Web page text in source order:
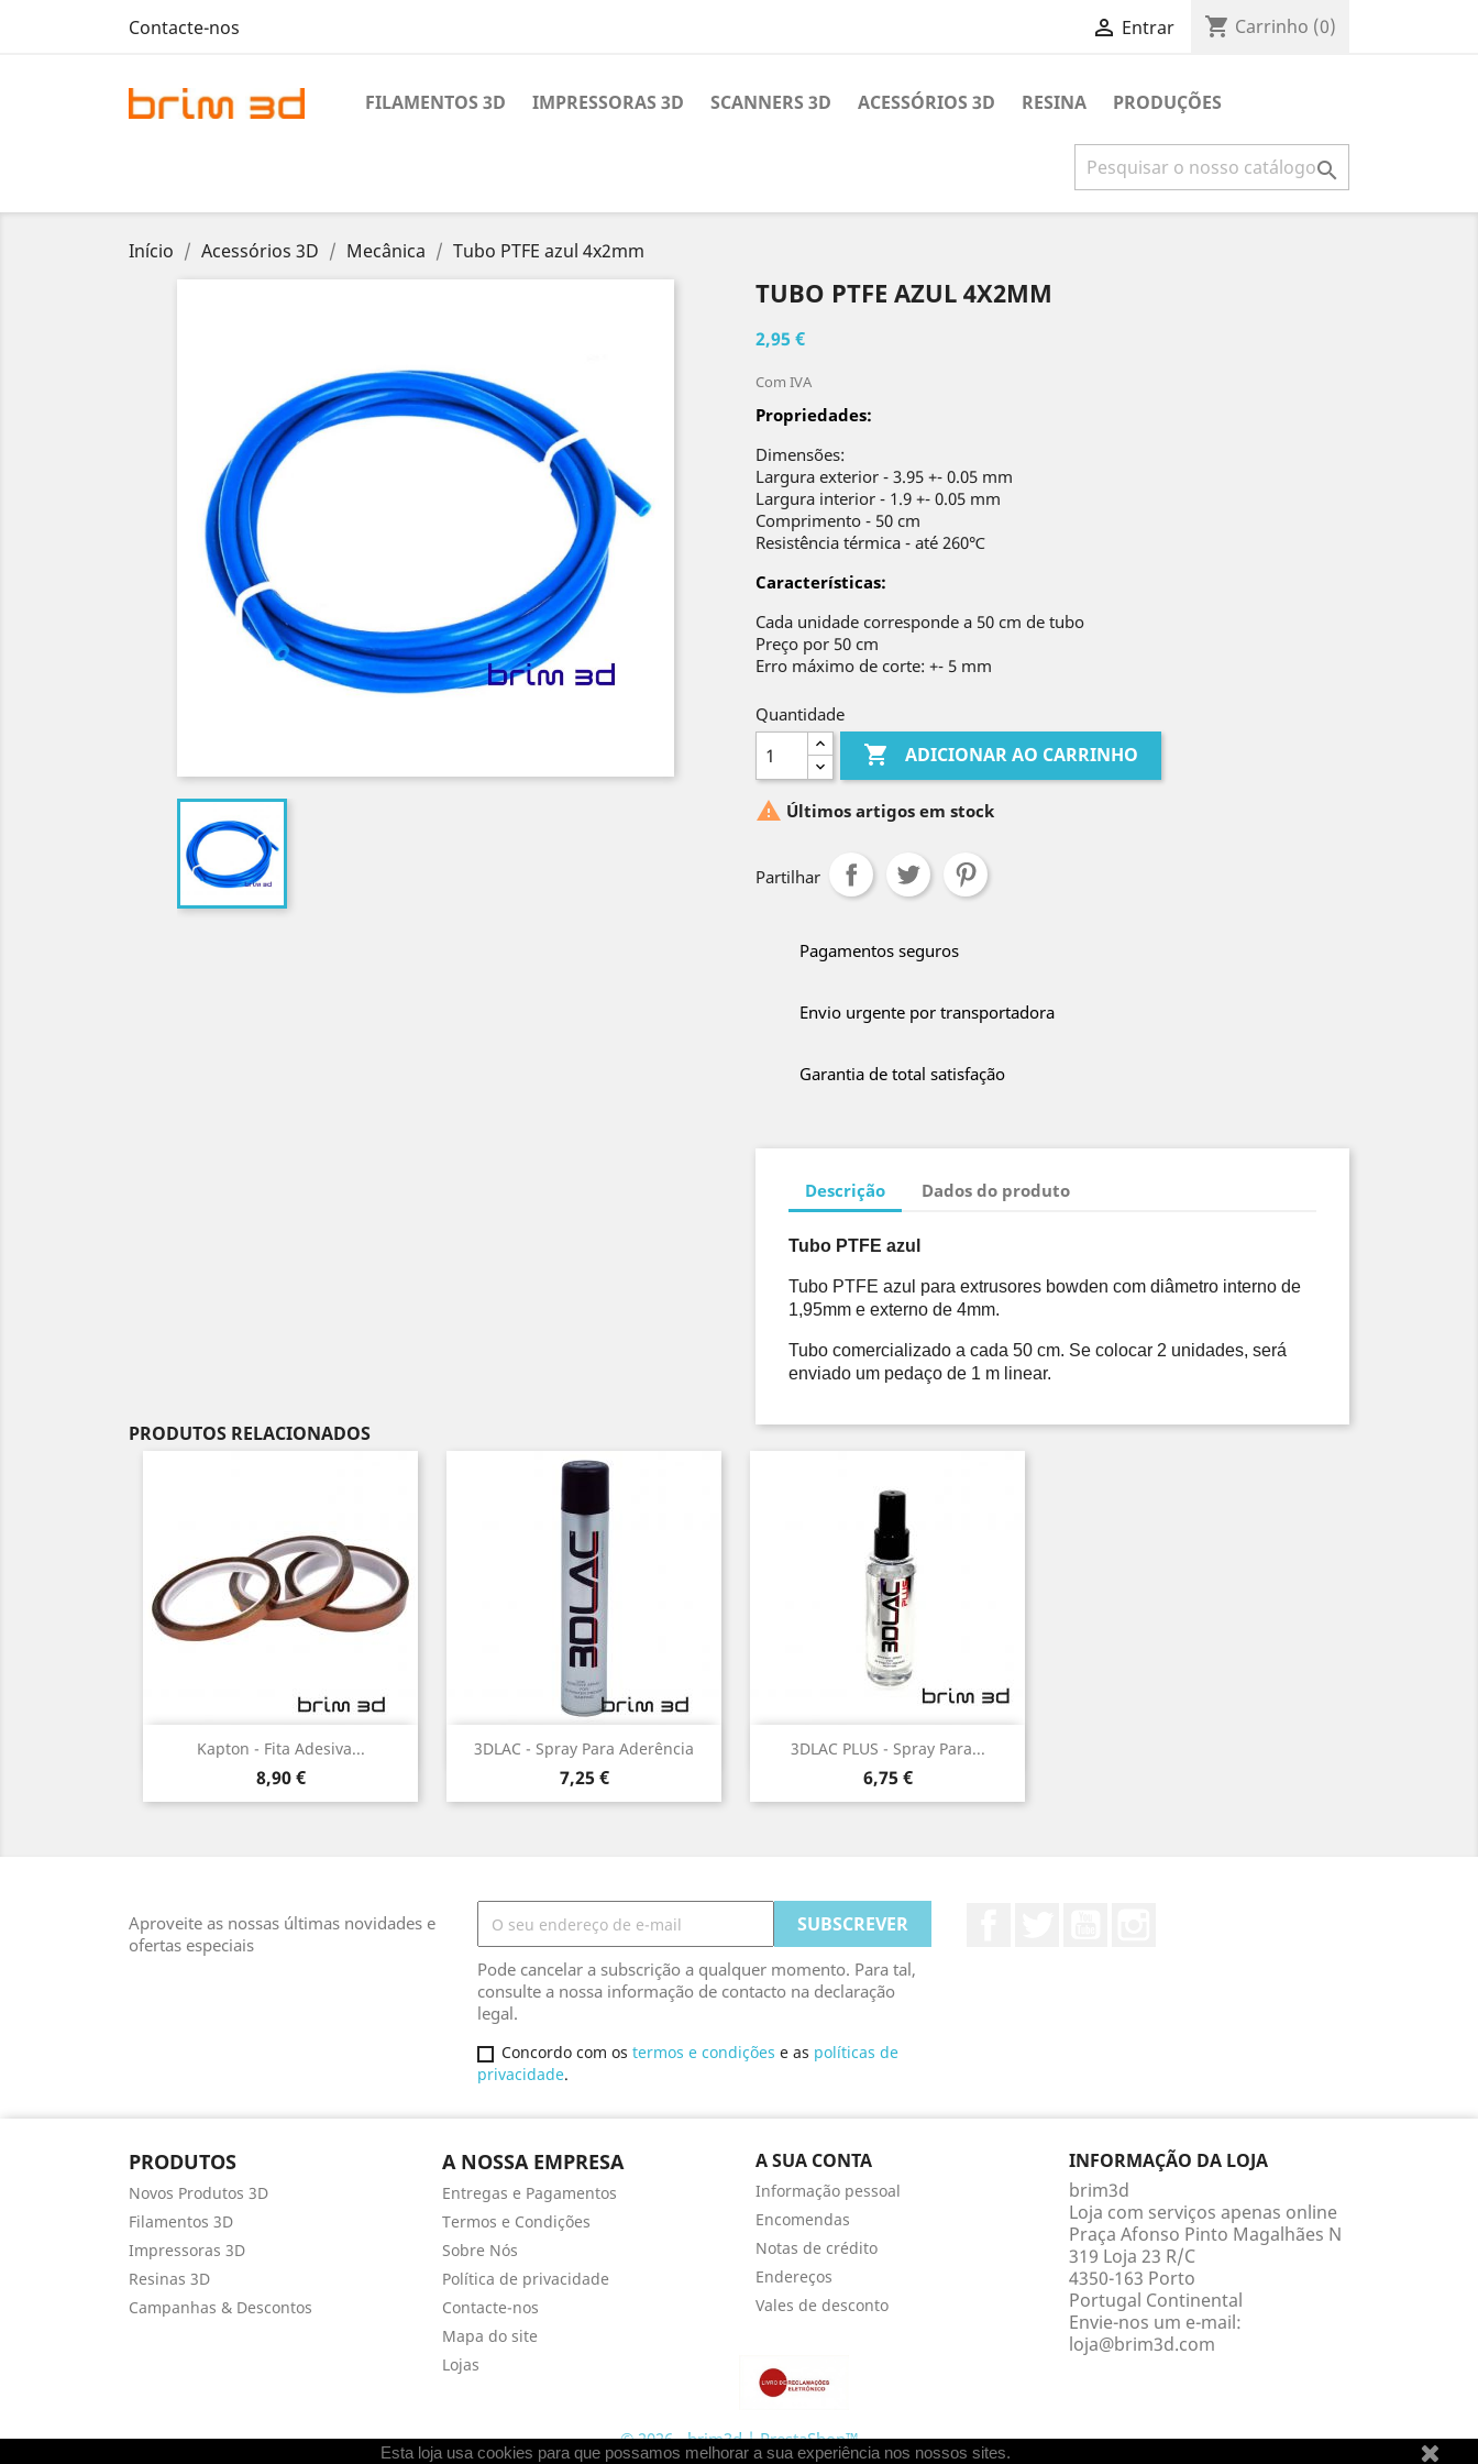
Contacte-nos  Entrar shopping_cart Carrinho (0)
FILAMENTOS 3D IMPRESSORAS 3D SCANNERS 3D ACESSÓRIOS 3D RESINA PRODUÇÕES

Início Acessórios 3D Mecânica Tubo PTFE azul 4x2mm
TUBO PTFE AZUL 4X2MM
2,95 €
Com IVA
Propriedades:
Dimensões:
Largura exterior - 3.95 +- 0.05 mm
Largura interior - 1.9 +- 0.05 mm
Comprimento - 50 cm
Resistência térmica - até 260℃
Características:
Cada unidade corresponde a 50 cm de tubo
Preço por 50 cm
Erro máximo de corte: +- 5 mm
Quantidade
 ADICIONAR AO CARRINHO
 Últimos artigos em stock
Partilhar
Pagamentos seguros
Envio urgente por transportadora
Garantia de total satisfação
Descrição Dados do produto
Tubo PTFE azul
Tubo PTFE azul para extrusores bowden com diâmetro interno de
1,95mm e externo de 4mm.
Tubo comercializado a cada 50 cm. Se colocar 2 unidades, será
enviado um pedaço de 1 m linear.
PRODUTOS RELACIONADOS
Kapton - Fita Adesiva...
Preço
8,90 €
Vista rápida 3DLAC - Spray Para Aderência
Preço
7,25 €
Vista rápida 3DLAC PLUS - Spray Para...
Preço
6,75 €
Vista rápida
Aproveite as nossas últimas novidades e
ofertas especiais
Pode cancelar a subscrição a qualquer momento. Para tal,
consulte a nossa informação de contacto na declaração
legal.
Concordo com os termos e condições e as políticas de
privacidade.
PRODUTOS
Novos Produtos 3D
Filamentos 3D
Impressoras 3D
Resinas 3D
Campanhas & Descontos
A NOSSA EMPRESA
Entregas e Pagamentos
Termos e Condições
Sobre Nós
Política de privacidade
Contacte-nos
Mapa do site
Lojas
A SUA CONTA
Informação pessoal
Encomendas
Notas de crédito
Endereços
Vales de desconto
INFORMAÇÃO DA LOJA
brim3d
Loja com serviços apenas online
Praça Afonso Pinto Magalhães N
319 Loja 23 R/C
4350-163 Porto
Portugal Continental
Envie-nos um e-mail:
loja@brim3d.com
Esta loja usa cookies para que possamos melhorar a sua experiência nos nossos sites.
© 2026 - brim3d | PrestaShop™